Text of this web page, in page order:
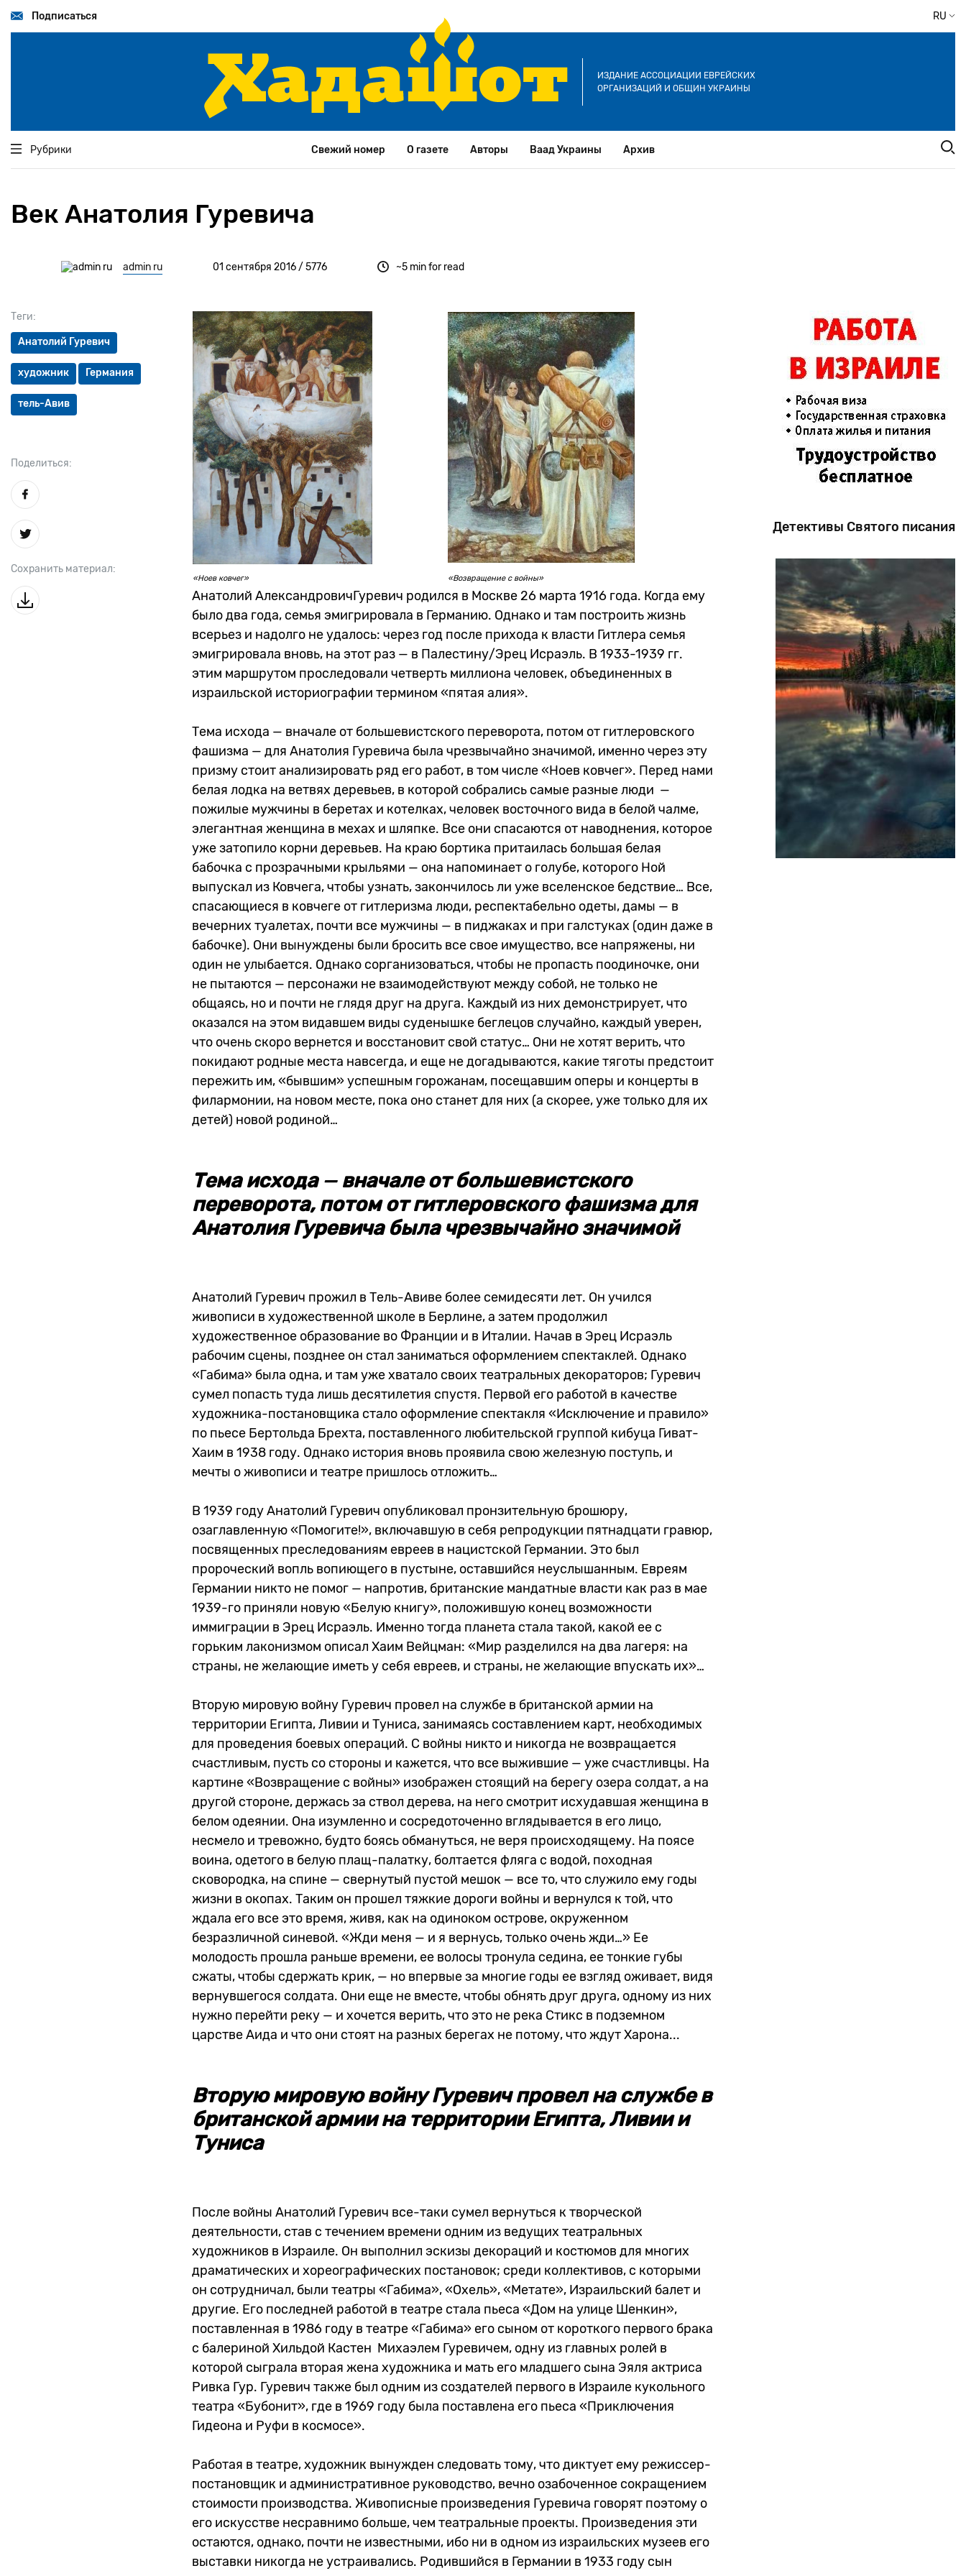
основномуПодписаться RU
ИЗДАНИЕ АССОЦИАЦИИ ЕВРЕЙСКИХ
ОРГАНИЗАЦИЙ И ОБЩИН УКРАИНЫ
Рубрики Свежий номер О газете Авторы Ваад Украины Архив
Век Анатолия Гуревича
admin ru 01 сентября 2016 / 5776 ~5 min for read
Теги:
Анатолий Гуревич
художник Германия
тель-Авив
Поделиться:
Сохранить материал:
«Ноев ковчег» «Возвращение с войны»
Анатолий АлександровичГуревич родился в Москве 26 марта 1916 года. Когда ему
было два года, семья эмигрировала в Германию. Однако и там построить жизнь
всерьез и надолго не удалось: через год после прихода к власти Гитлера семья
эмигрировала вновь, на этот раз — в Палестину/Эрец Исраэль. В 1933-1939 гг.
этим маршрутом проследовали четверть миллиона человек, объединенных в
израильской историографии термином «пятая алия».
Тема исхода — вначале от большевистского переворота, потом от гитлеровского
фашизма — для Анатолия Гуревича была чрезвычайно значимой, именно через эту
призму стоит анализировать ряд его работ, в том числе «Ноев ковчег». Перед нами
белая лодка на ветвях деревьев, в которой собрались самые разные люди —
пожилые мужчины в беретах и котелках, человек восточного вида в белой чалме,
элегантная женщина в мехах и шляпке. Все они спасаются от наводнения, которое
уже затопило корни деревьев. На краю бортика притаилась большая белая
бабочка с прозрачными крыльями — она напоминает о голубе, которого Ной
выпускал из Ковчега, чтобы узнать, закончилось ли уже вселенское бедствие… Все,
спасающиеся в ковчеге от гитлеризма люди, респектабельно одеты, дамы — в
вечерних туалетах, почти все мужчины — в пиджаках и при галстуках (один даже в
бабочке). Они вынуждены были бросить все свое имущество, все напряжены, ни
один не улыбается. Однако сорганизоваться, чтобы не пропасть поодиночке, они
не пытаются — персонажи не взаимодействуют между собой, не только не
общаясь, но и почти не глядя друг на друга. Каждый из них демонстрирует, что
оказался на этом видавшем виды суденышке беглецов случайно, каждый уверен,
что очень скоро вернется и восстановит свой статус… Они не хотят верить, что
покидают родные места навсегда, и еще не догадываются, какие тяготы предстоит
пережить им, «бывшим» успешным горожанам, посещавшим оперы и концерты в
филармонии, на новом месте, пока оно станет для них (а скорее, уже только для их
детей) новой родиной…
Тема исхода —вначале от большевистского
переворота, потом от гитлеровского фашизма для
Анатолия Гуревича была чрезвычайно значимой
Анатолий Гуревич прожил в Тель-Авиве более семидесяти лет. Он учился
живописи в художественной школе в Берлине, а затем продолжил
художественное образование во Франции и в Италии. Начав в Эрец Исраэль
рабочим сцены, позднее он стал заниматься оформлением спектаклей. Однако
«Габима» была одна, и там уже хватало своих театральных декораторов; Гуревич
сумел попасть туда лишь десятилетия спустя. Первой его работой в качестве
художника-постановщика стало оформление спектакля «Исключение и правило»
по пьесе Бертольда Брехта, поставленного любительской группой кибуца Гиват-
Хаим в 1938 году. Однако история вновь проявила свою железную поступь, и
мечты о живописи и театре пришлось отложить…
В 1939 году Анатолий Гуревич опубликовал пронзительную брошюру,
озаглавленную «Помогите!», включавшую в себя репродукции пятнадцати гравюр,
посвященных преследованиям евреев в нацистской Германии. Это был
пророческий вопль вопиющего в пустыне, оставшийся неуслышанным. Евреям
Германии никто не помог — напротив, британские мандатные власти как раз в мае
1939-го приняли новую «Белую книгу», положившую конец возможности
иммиграции в Эрец Исраэль. Именно тогда планета стала такой, какой ее с
горьким лаконизмом описал Хаим Вейцман: «Мир разделился на два лагеря: на
страны, не желающие иметь у себя евреев, и страны, не желающие впускать их»…
Вторую мировую войну Гуревич провел на службе в британской армии на
территории Египта, Ливии и Туниса, занимаясь составлением карт, необходимых
для проведения боевых операций. С войны никто и никогда не возвращается
счастливым, пусть со стороны и кажется, что все выжившие — уже счастливцы. На
картине «Возвращение с войны» изображен стоящий на берегу озера солдат, а на
другой стороне, держась за ствол дерева, на него смотрит исхудавшая женщина в
белом одеянии. Она изумленно и сосредоточенно вглядывается в его лицо,
несмело и тревожно, будто боясь обмануться, не веря происходящему. На поясе
воина, одетого в белую плащ-палатку, болтается фляга с водой, походная
сковородка, на спине — свернутый пустой мешок — все то, что служило ему годы
жизни в окопах. Таким он прошел тяжкие дороги войны и вернулся к той, что
ждала его все это время, живя, как на одиноком острове, окруженном
безразличной синевой. «Жди меня — и я вернусь, только очень жди…» Ее
молодость прошла раньше времени, ее волосы тронула седина, ее тонкие губы
сжаты, чтобы сдержать крик, — но впервые за многие годы ее взгляд оживает, видя
вернувшегося солдата. Они еще не вместе, чтобы обнять друг друга, одному из них
нужно перейти реку — и хочется верить, что это не река Стикс в подземном
царстве Аида и что они стоят на разных берегах не потому, что ждут Харона...
Вторую мировую войну Гуревич провел на службе в
британской армии на территории Египта, Ливии и
Туниса
После войны Анатолий Гуревич все-таки сумел вернуться к творческой
деятельности, став с течением времени одним из ведущих театральных
художников в Израиле. Он выполнил эскизы декораций и костюмов для многих
драматических и хореографических постановок; среди коллективов, с которыми
он сотрудничал, были театры «Габима», «Охель», «Метате», Израильский балет и
другие. Его последней работой в театре стала пьеса «Дом на улице Шенкин»,
поставленная в 1986 году в театре «Габима» его сыном от короткого первого брака
с балериной Хильдой Кастен Михаэлем Гуревичем, одну из главных ролей в
которой сыграла вторая жена художника и мать его младшего сына Эяля актриса
Ривка Гур. Гуревич также был одним из создателей первого в Израиле кукольного
театра «Бубонит», где в 1969 году была поставлена его пьеса «Приключения
Гидеона и Руфи в космосе».
Работая в театре, художник вынужден следовать тому, что диктует ему режиссер-
постановщик и административное руководство, вечно озабоченное сокращением
стоимости производства. Живописные произведения Гуревича говорят поэтому о
его искусстве несравнимо больше, чем театральные проекты. Произведения эти
остаются, однако, почти не известными, ибо ни в одном из израильских музеев его
выставки никогда не устраивались. Родившийся в Германии в 1933 году сын
Детективы Святого писания